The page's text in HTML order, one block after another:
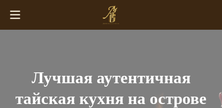
Лучшая аутентичная
тайская кухня на острове